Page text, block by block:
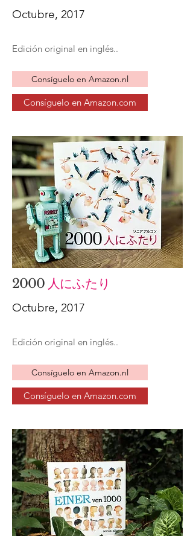
Octubre, 2017
Edición original en inglés..
Consíguelo en Amazon.nl
Consíguelo en Amazon.com
2000 人にふたり
Octubre, 2017
Edición original en inglés..
Consíguelo en Amazon.nl
Consíguelo en Amazon.com